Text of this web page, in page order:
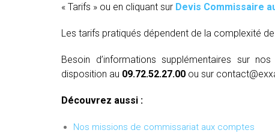
« Tarifs » ou en cliquant sur Devis Commissaire
Les tarifs pratiqués dépendent de la complexité
Besoin d’informations supplémentaires sur
disposition au 09.72.52.27.00 ou sur
Découvrez aussi :
Nos missions de commissariat aux comptes